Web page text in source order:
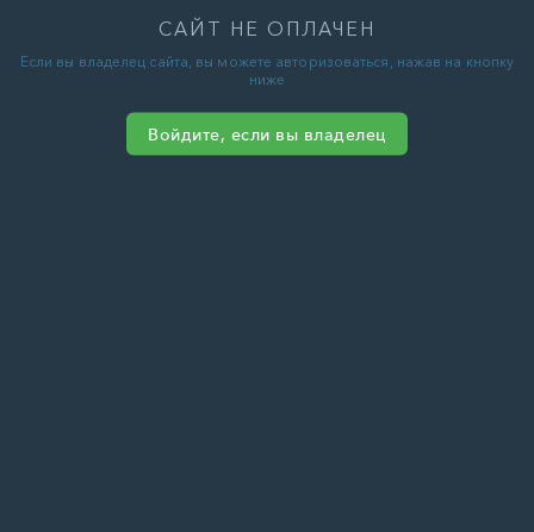
САЙТ НЕ ОПЛАЧЕН
Если вы владелец сайта, вы можете авторизоваться, нажав на кнопку
ниже
Войдите, если вы владелец